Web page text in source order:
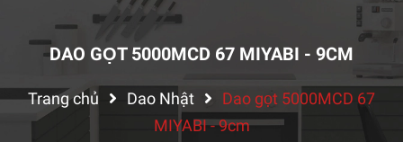
DAO GỌT 5000MCD 67 MIYABI - 9CM
Trang chủ Dao Nhật
Dao gọt 5000MCD 67
MIYABI - 9cm